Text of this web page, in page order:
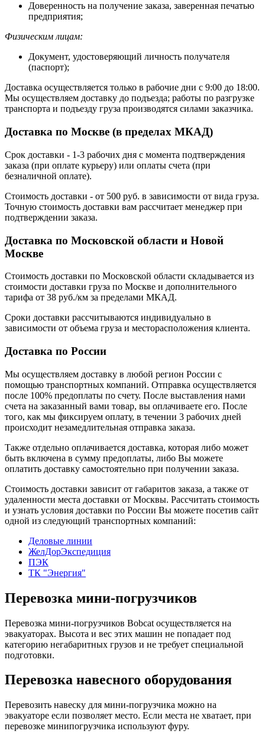
Доверенность на получение заказа, заверенная печатью
предприятия;
Физическим лицам:
Документ, удостоверяющий личность получателя
(паспорт);
Доставка осуществляется только в рабочие дни с 9:00 до 18:00.
Мы осуществляем доставку до подъезда; работы по разгрузке
транспорта и подъезду груза производятся силами заказчика.
Доставка по Москве (в пределах МКАД)
Срок доставки - 1-3 рабочих дня с момента подтверждения
заказа (при оплате курьеру) или оплаты счета (при
безналичной оплате).
Стоимость доставки - от 500 руб. в зависимости от вида груза.
Точную стоимость доставки вам рассчитает менеджер при
подтверждении заказа.
Доставка по Московской области и Новой
Москве
Стоимость доставки по Московской области складывается из
стоимости доставки груза по Москве и дополнительного
тарифа от 38 руб./км за пределами МКАД.
Сроки доставки рассчитываются индивидуально в
зависимости от объема груза и месторасположения клиента.
Доставка по России
Мы осуществляем доставку в любой регион России с
помощью транспортных компаний. Отправка осуществляется
после 100% предоплаты по счету. После выставления нами
счета на заказанный вами товар, вы оплачиваете его. После
того, как мы фиксируем оплату, в течении 3 рабочих дней
происходит незамедлительная отправка заказа.
Также отдельно оплачивается доставка, которая либо может
быть включена в сумму предоплаты, либо Вы можете
оплатить доставку самостоятельно при получении заказа.
Стоимость доставки зависит от габаритов заказа, а также от
удаленности места доставки от Москвы. Рассчитать стоимость
и узнать условия доставки по России Вы можете посетив сайт
одной из следующий транспортных компаний:
Деловые линии
ЖелДорЭкспедиция
ПЭК
ТК "Энергия"
Перевозка мини-погрузчиков
Перевозка мини-погрузчиков Bobcat осуществляется на
эвакуаторах. Высота и вес этих машин не попадает под
категорию негабаритных грузов и не требует специальной
подготовки.
Перевозка навесного оборудования
Перевозить навеску для мини-погрузчика можно на
эвакуаторе если позволяет место. Если места не хватает, при
перевозке минипогрузчика используют фуру.